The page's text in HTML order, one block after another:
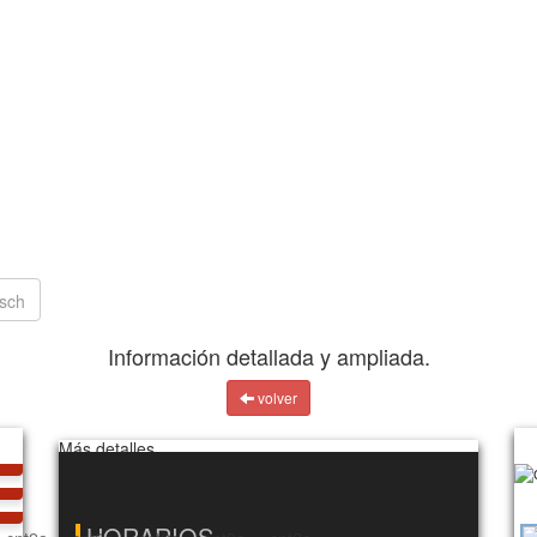
Información detallada y ampliada.
volver
Más detalles…